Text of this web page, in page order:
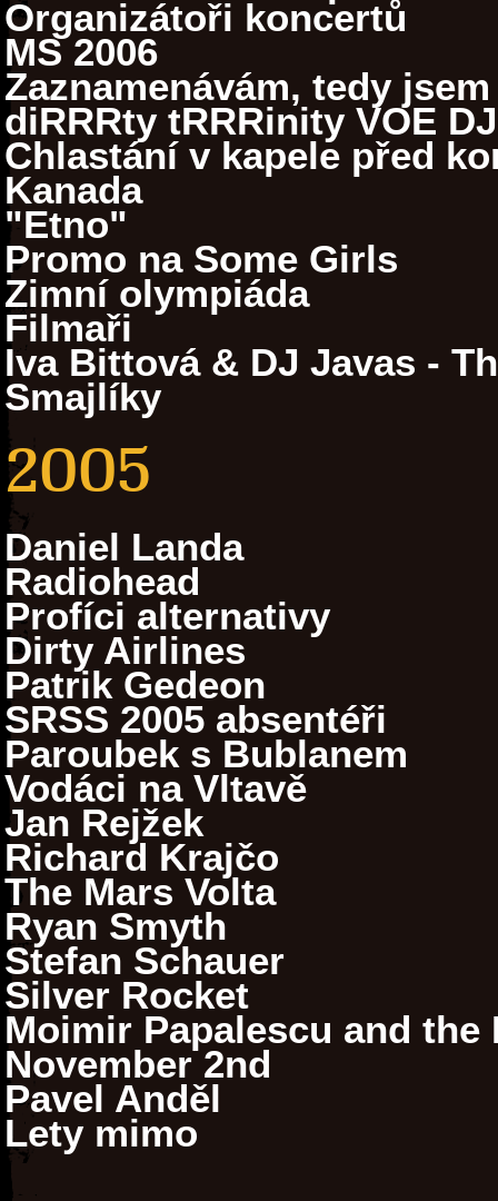
Organizátoři koncertů
MS 2006
Zaznamenávám, tedy jsem
diRRRty tRRRinity VOE
Chlastání v kapele před
Kanada
"Etno"
Promo na Some Girls
Zimní olympiáda
Filmaři
Iva Bittová & DJ Javas -
Smajlíky
2005
Daniel Landa
Radiohead
Profíci alternativy
Dirty Airlines
Patrik Gedeon
SRSS 2005 absentéři
Paroubek s Bublanem
Vodáci na Vltavě
Jan Rejžek
Richard Krajčo
The Mars Volta
Ryan Smyth
Stefan Schauer
Silver Rocket
Moimir Papalescu and
November 2nd
Pavel Anděl
Lety mimo